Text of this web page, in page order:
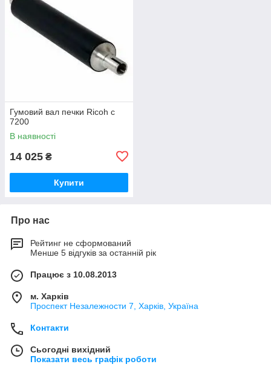
Гумовий вал печки Ricoh c
7200
В наявності
14 025 ₴
Купити
Про нас
Рейтинг не сформований
Менше 5 відгуків за останній рік
Працює з 10.08.2013
м. Харків
Проспект Незалежности 7, Харків, Україна
Контакти
Сьогодні вихідний
Показати весь графік роботи